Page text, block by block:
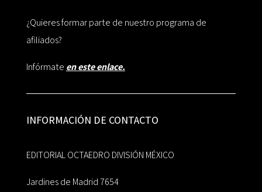
¿Quieres formar parte de nuestro programa de
afiliados?
Infórmate en este enlace.
INFORMACIÓN DE CONTACTO
EDITORIAL OCTAEDRO DIVISIÓN MÉXICO
Jardines de Madrid 7654